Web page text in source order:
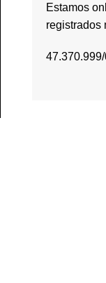
Estamos
registrados